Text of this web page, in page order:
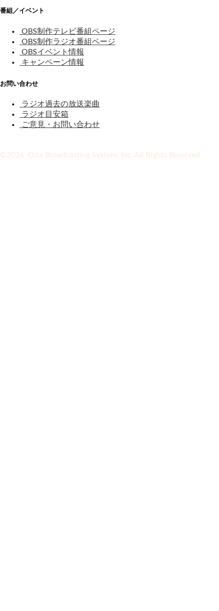
番組／イベント
OBS制作テレビ番組ページ
OBS制作ラジオ番組ページ
OBSイベント情報
キャンペーン情報
お問い合わせ
ラジオ過去の放送楽曲
ラジオ目安箱
ご意見・お問い合わせ
©2026 Oita Broadcasting System, Inc. All Rights Reserved.